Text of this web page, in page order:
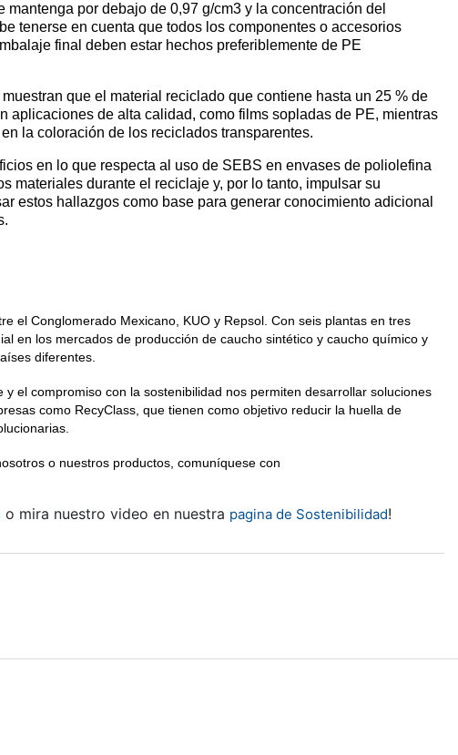
por debajo de 0,97 g/cm3 y la concentración del
tenerse en cuenta que todos los componentes o accesorios
final deben estar hechos preferiblemente de PE
que el material reciclado que contiene hasta un 25 % de
aplicaciones de alta calidad, como films sopladas de PE, mientras
la coloración de los reciclados transparentes.
en lo que respecta al uso de SEBS en envases de poliolefina
materiales durante el reciclaje y, por lo tanto, impulsar su
estos hallazgos como base para generar conocimiento adicional
el Conglomerado Mexicano, KUO y Repsol. Con seis plantas en tres
en los mercados de producción de caucho sintético y caucho químico y
diferentes.
el compromiso con la sostenibilidad nos permiten desarrollar soluciones
como RecyClass, que tienen como objetivo reducir la huella de
o nuestros productos, comuníquese con
o mira nuestro video en nuestra pagina de Sostenibilidad!